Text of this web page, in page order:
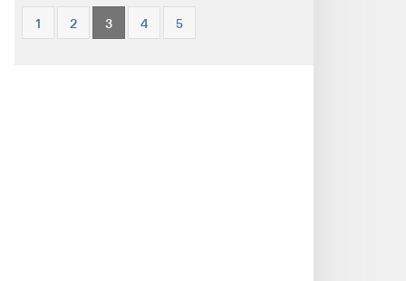
1 2 3 4 5